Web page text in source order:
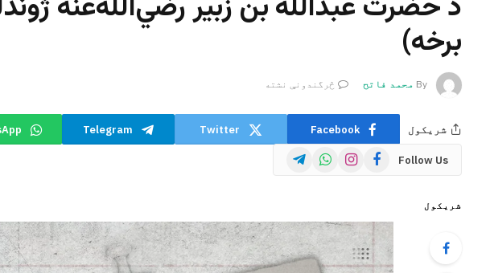
برخه)
By محمد فاتح څرگندونې نشته
شریکول Facebook
Twitter
Telegram
Follow Us
Facebook
Instagram
WhatsApp
Telegram
شریکول